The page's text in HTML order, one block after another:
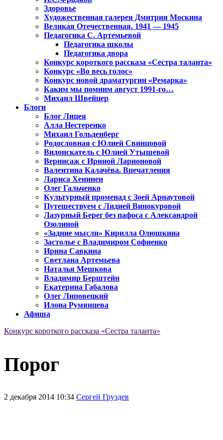
Здоровье
Художественная галерея Дмитрия Москина
Великая Отечественная. 1941 — 1945
Педагогика С. Артемьевой
Педагогика школы
Педагогика двора
Конкурс короткого рассказа «Сестра таланта»
Конкурс «Во весь голос»
Конкурс новой драматургии «Ремарка»
Каким мы помним август 1991-го…
Михаил Швейцер
Блоги
Блог Лицея
Алла Нестеренко
Михаил Гольденберг
Родословная с Юлией Свинцовой
Видоискатель с Юлией Утышевой
Вернисаж с Ириной Ларионовой
Валентина Калачёва. Впечатления
Лариса Хенинен
Олег Гальченко
Культурный променад с Зоей Арнаутовой
Путешествуем с Лидией Винокуровой
Лазурный Берег без пафоса с Александрой
Озолиной
«Задние мысли» Кирилла Олюшкина
Застолье с Владимиром Софиенко
Ирина Савкина
Светлана Артемьева
Наталья Мешкова
Владимир Берштейн
Екатерина Габалова
Олег Липовецкий
Илона Румянцева
Афиша
Конкурс короткого рассказа «Сестра таланта»
Порог
2 декабря 2014 10:34 Сергей Груздев